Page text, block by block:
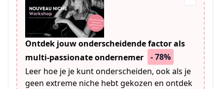
Ontdek jouw onderscheidende factor als
multi-passionate ondernemer
- 78%
Leer hoe je je kunt onderscheiden, ook als je
geen extreme niche hebt gekozen en ontdek